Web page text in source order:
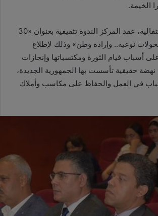
الخيمة.
وعلى هامش الاحتفالية، عقد المركز الندوة تثقيفية بعنوان «30
نوعية.. وإرادة وطن» وذلك لإطلاع
أسباب قيام الثورة ومكتسباتها وإنجازات
حقيقية تأسست بها الجمهورية الجديدة،
في العمل والحفاظ على مكاسب وأملاك